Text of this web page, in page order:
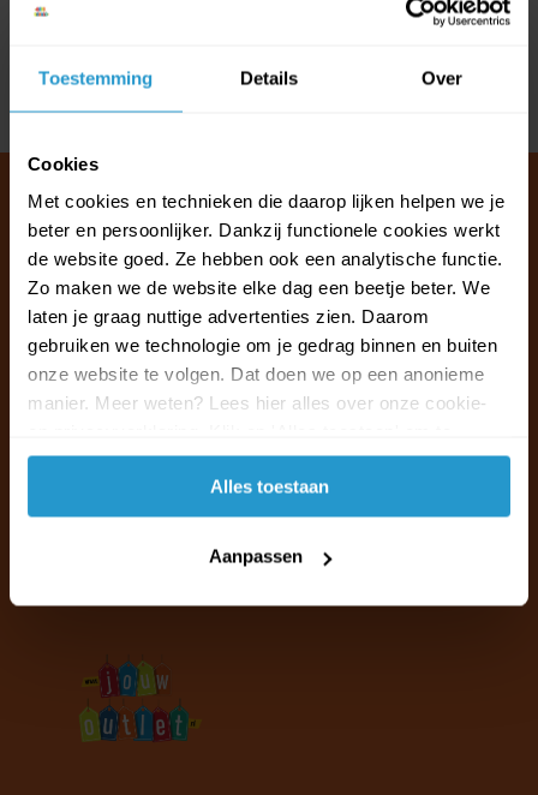
Toestemming Details Over
Cookies
Met cookies en technieken die daarop lijken helpen we je
beter en persoonlijker. Dankzij functionele cookies werkt
de website goed. Ze hebben ook een analytische functie.
Zo maken we de website elke dag een beetje beter. We
laten je graag nuttige advertenties zien. Daarom
gebruiken we technologie om je gedrag binnen en buiten
onze website te volgen. Dat doen we op een anonieme
manier. Meer weten? Lees hier alles over onze cookie-
accepteren.
Alles toestaan
Aanpassen
Klantenservice & FAQ
Wij staan voor u klaar.
Ma t/m vr van 09:30 - 16:00 telefonisch
+31 (0)13 785 62 41
+31 (0)13 785 62 41